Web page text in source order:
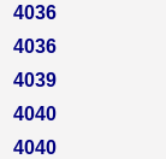
4036
4036
4039
4040
4040